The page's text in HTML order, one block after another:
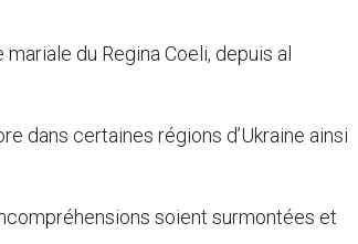
du Regina Coeli, depuis al
dans certaines régions d’Ukraine ainsi
soient surmontées et